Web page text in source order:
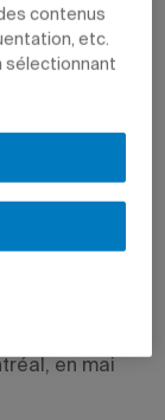
à Chicoutimi du 7
en mai
contenus
etc.
sélectionnant